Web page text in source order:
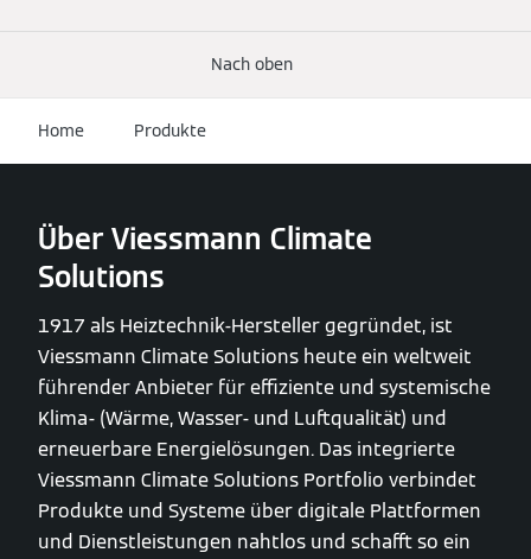
Nach oben
Home Produkte
Über Viessmann Climate
Solutions
1917 als Heiztechnik-Hersteller gegründet, ist
Viessmann Climate Solutions heute ein weltweit
führender Anbieter für effiziente und systemische
Klima- (Wärme, Wasser- und Luftqualität) und
erneuerbare Energielösungen. Das integrierte
Viessmann Climate Solutions Portfolio verbindet
Produkte und Systeme über digitale Plattformen
und Dienstleistungen nahtlos und schafft so ein